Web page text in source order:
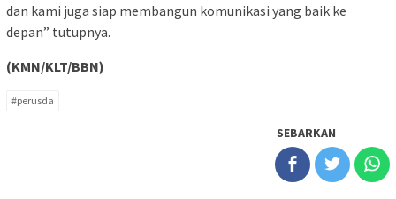
dan kami juga siap membangun komunikasi yang baik ke
depan” tutupnya.
(KMN/KLT/BBN)
#perusda
SEBARKAN